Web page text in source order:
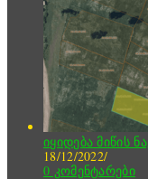
იყიდება მიწის
18/12/2022/
0 კომენტარები